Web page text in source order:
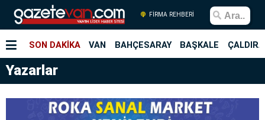
FİRMA REHBERİ
SON DAKİKA VAN BAHÇESARAY BAŞKALE
Yazarlar